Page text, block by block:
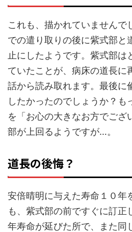
これも、描かれていませんで
での遣り取りの後に紫式部と
止にしたようです。紫式部は
ていたことが、病床の道長に
話から読み取れます。最後に
したかったのでしょうか？も
を「お心の大きなお方でござ
部が上回るようですが…。
道長の後悔？
安倍晴明に与えた寿命１０年
も、紫式部の前ですぐに訂正
年寿命が延びた所で、また同